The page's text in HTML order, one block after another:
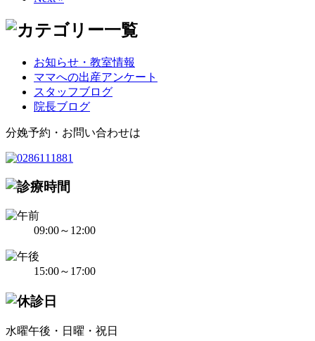
お知らせ・教室情報
ママへの出産アンケート
スタッフブログ
院長ブログ
分娩予約・お問い合わせは
09:00～12:00
15:00～17:00
水曜午後・日曜・祝日